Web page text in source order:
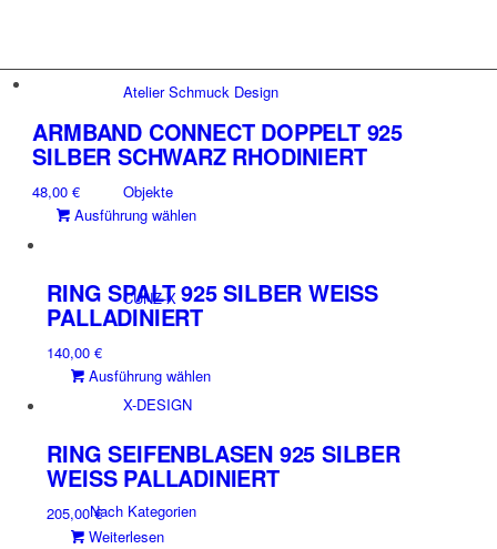
Atelier Schmuck Design
Objekte
CUNZ-X
X-DESIGN
Nach Kategorien
ARMBAND CONNECT DOPPELT 925
SILBER SCHWARZ RHODINIERT
48,00€
Ausführung wählen
mehrere
Varianten
der
Produktseite
gewählt
RING SPALT 925 SILBER WEISS P
ALLADINIERT
140,00€
Ausführung wählen
mehrere
Varianten
auf.
RING SEIFENBLASEN 925 SILBER
WEISS PALLADINIERT
205,00€
Weiterlesen